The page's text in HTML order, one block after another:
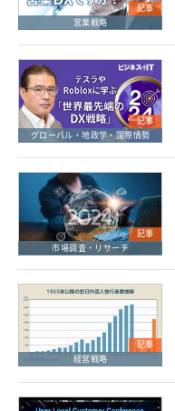
記事
営業戦略
記事
グローバル・地政学・国際情勢
記事
市場調査・リサーチ
記事
経営戦略